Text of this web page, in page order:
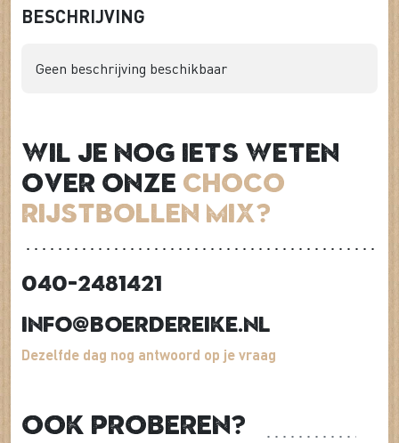
BESCHRIJVING
Geen beschrijving beschikbaar
Wil je nog iets weten
over onze Choco
rijstbollen mix?
040-2481421
info@boerdereike.nl
Dezelfde dag nog antwoord op je vraag
Ook proberen?